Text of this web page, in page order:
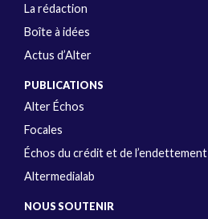
La rédaction
Boîte à idées
Actus d’Alter
PUBLICATIONS
Alter Échos
Focales
Échos du crédit et de l’endettement
Altermedialab
NOUS SOUTENIR